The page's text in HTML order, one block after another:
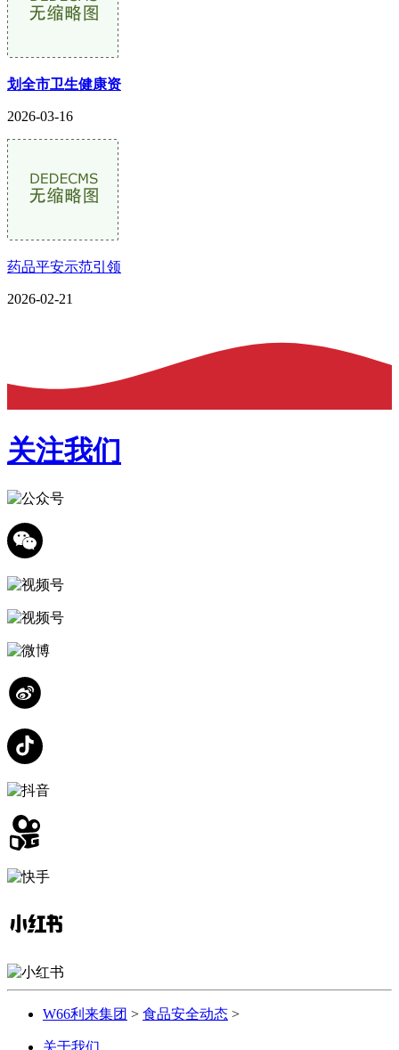
划全市卫生健康资
2026-03-16
药品平安示范引领
2026-02-21
关注我们
W66利来集团 > 食品安全动态 >